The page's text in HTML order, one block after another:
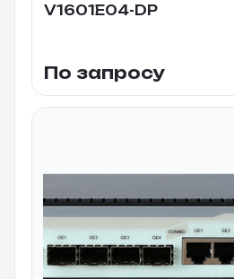
V1601E04-DP
По запросу